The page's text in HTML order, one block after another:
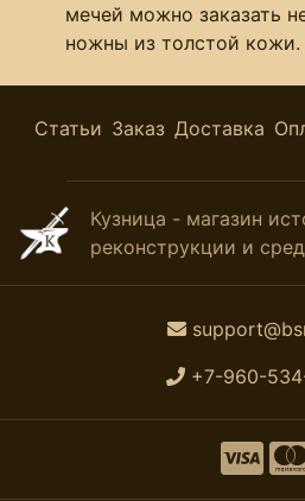
мечей можно заказать
ножны из толстой кожи.
Статьи Заказ Доставка
Кузница - магазин
реконструкции и
+7-960-